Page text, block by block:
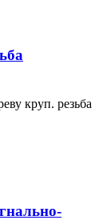
круп. резьба